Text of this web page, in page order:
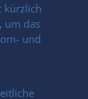
kürzlich
um das
und